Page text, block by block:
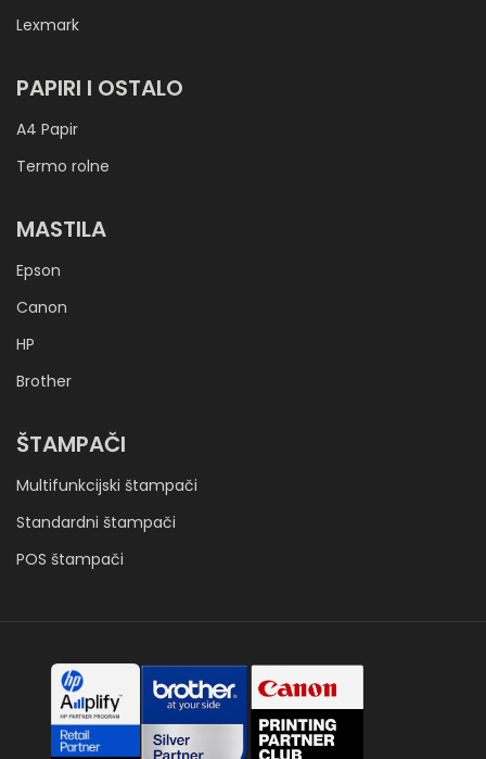
Lexmark
PAPIRI I OSTALO
A4 Papir
Termo rolne
MASTILA
Epson
Canon
HP
Brother
ŠTAMPAČI
Multifunkcijski štampači
Standardni štampači
POS štampači